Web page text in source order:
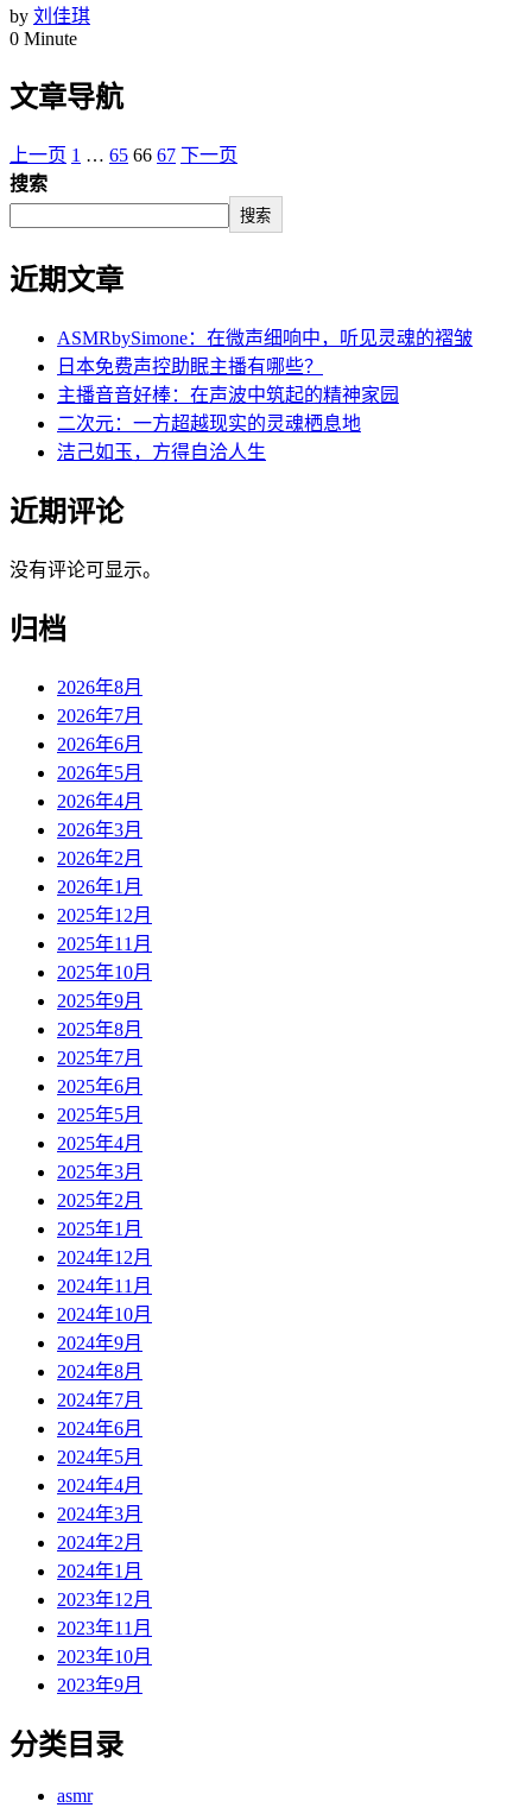
by 刘佳琪
0 Minute
文章导航
上一页 1 … 65 66 67 下一页
搜索
搜索
近期文章
ASMRbySimone：在微声细响中，听见灵魂的褶皱
日本免费声控助眠主播有哪些？
主播音音好棒：在声波中筑起的精神家园
二次元：一方超越现实的灵魂栖息地
洁己如玉，方得自洽人生
近期评论
没有评论可显示。
归档
2026年8月
2026年7月
2026年6月
2026年5月
2026年4月
2026年3月
2026年2月
2026年1月
2025年12月
2025年11月
2025年10月
2025年9月
2025年8月
2025年7月
2025年6月
2025年5月
2025年4月
2025年3月
2025年2月
2025年1月
2024年12月
2024年11月
2024年10月
2024年9月
2024年8月
2024年7月
2024年6月
2024年5月
2024年4月
2024年3月
2024年2月
2024年1月
2023年12月
2023年11月
2023年10月
2023年9月
分类目录
asmr